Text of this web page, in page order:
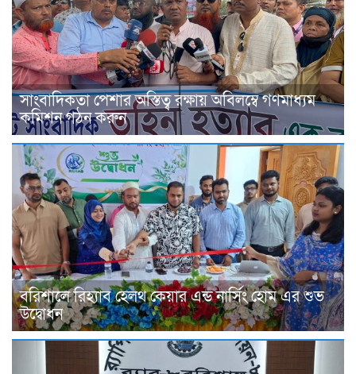
সাংবাদিকতা পেশার অস্তিত্ব রক্ষায় অবিলম্বে গণমাধ্যম
কমিশন গঠন করুন
বরিশালে রিহ্যাব হেলথ কেয়ার এন্ড নার্সিং হোম এর শুভ
উদ্বোধন